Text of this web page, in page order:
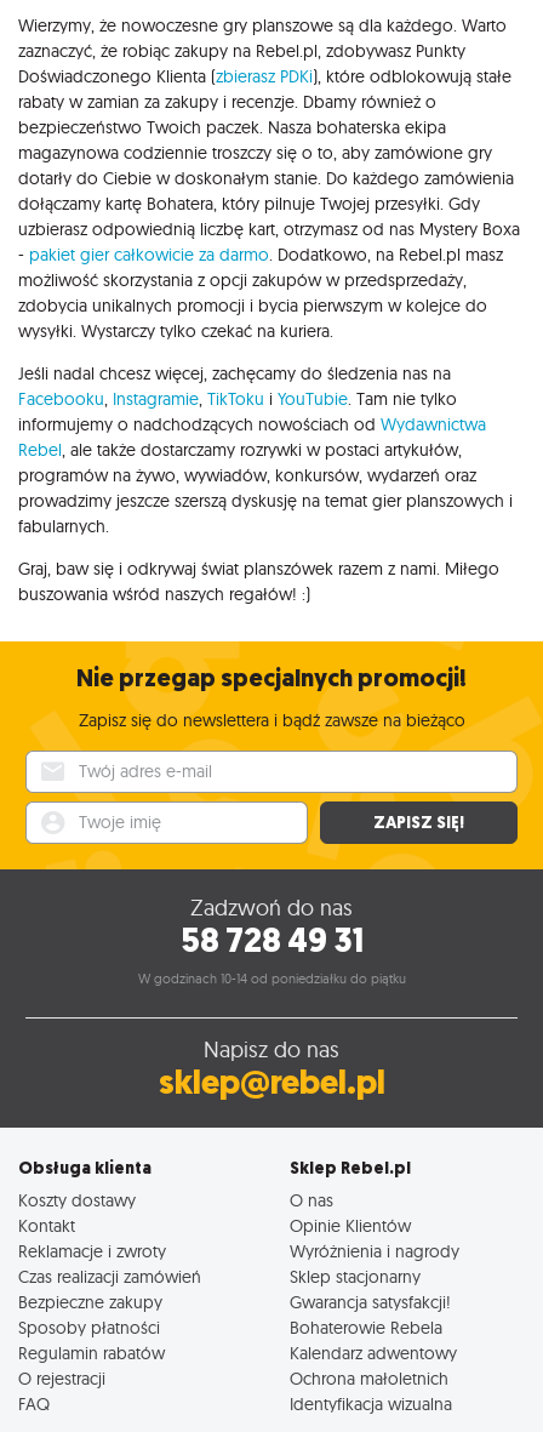
Wierzymy, że nowoczesne gry planszowe są dla każdego. Warto
zaznaczyć, że robiąc zakupy na Rebel.pl, zdobywasz Punkty
Doświadczonego Klienta (zbierasz PDKi), które odblokowują stałe
rabaty w zamian za zakupy i recenzje. Dbamy również o
bezpieczeństwo Twoich paczek. Nasza bohaterska ekipa
magazynowa codziennie troszczy się o to, aby zamówione gry
dotarły do Ciebie w doskonałym stanie. Do każdego zamówienia
dołączamy kartę Bohatera, który pilnuje Twojej przesyłki. Gdy
uzbierasz odpowiednią liczbę kart, otrzymasz od nas Mystery Boxa
- pakiet gier całkowicie za darmo . Dodatkowo, na Rebel.pl masz
możliwość skorzystania z opcji zakupów w przedsprzedaży,
zdobycia unikalnych promocji i bycia pierwszym w kolejce do
wysyłki. Wystarczy tylko czekać na kuriera.
Jeśli nadal chcesz więcej, zachęcamy do śledzenia nas na
Facebooku Instagramie TikToku i YouTubie . Tam nie tylko
informujemy o nadchodzących nowościach od Wydawnictwa
Rebel , ale także dostarczamy rozrywki w postaci artykułów,
programów na żywo, wywiadów, konkursów, wydarzeń oraz
prowadzimy jeszcze szerszą dyskusję na temat gier planszowych i
fabularnych.
Graj, baw się i odkrywaj świat planszówek razem z nami. Miłego
buszowania wśród naszych regałów! :)
Nie przegap specjalnych promocji!
Zapisz się do newslettera i bądź zawsze na bieżąco
ZAPISZ SIĘ!
Zadzwoń do nas
58 728 49 31
W godzinach 10-14 od poniedziałku do piątku
Napisz do nas
sklep@rebel.pl
Obsługa klienta
Koszty dostawy
Kontakt
Reklamacje i zwroty
Czas realizacji zamówień
Bezpieczne zakupy
Sposoby płatności
Regulamin rabatów
O rejestracji
FAQ
Sklep Rebel.pl
O nas
Opinie Klientów
Wyróżnienia i nagrody
Sklep stacjonarny
Gwarancja satysfakcji!
Bohaterowie Rebela
Kalendarz adwentowy
Ochrona małoletnich
Identyfikacja wizualna